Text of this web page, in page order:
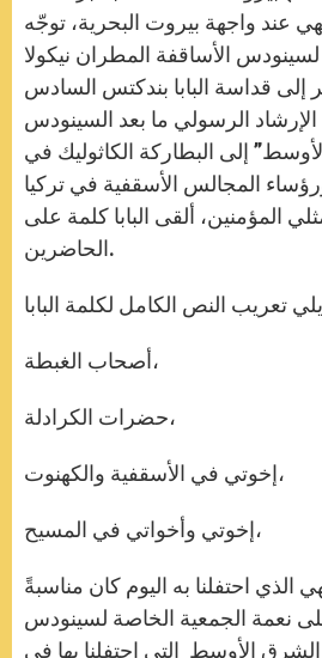
r
عند واجهة بيروت البحرية، توجّه
لسينودس الأساقفة المطران نيكولا
إلى قداسة البابا بندكتس السادس
الرسولي ما بعد السينودس
إلى البطاركة الكاثوليك في
المجالس الأسقفية في تركيا
المؤمنين، ألقى البابا كلمة على
الحاضرين.
أصحاب الغبطة،
حضرات الكرادلة،
إخوتي في الأسقفية والكهنوت،
إخوتي وأخواتي في المسيح،
الذي احتفلنا به اليوم كان مناسبةً
نعمة الجمعية الخاصة لسينودس
الأوسط التي احتفلنا بها في